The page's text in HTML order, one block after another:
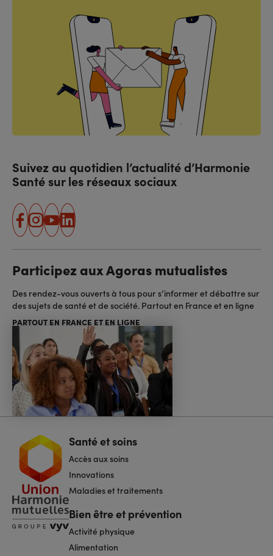
Suivez au quotidien l’actualité d’Harmonie
Santé sur les réseaux sociaux
facebook
instagram
youtube
linkedin
Participez aux Agoras mutualistes
Des rendez-vous ouverts à tous pour s’informer et débattre sur
des sujets de santé et de société. Partout en France et en ligne
PARTOUT EN FRANCE ET EN LIGNE
Navigation
de
page
Santé et soins
Accès aux soins
Innovations
Maladies et traitements
Bien être et prévention
Activité physique
Alimentation